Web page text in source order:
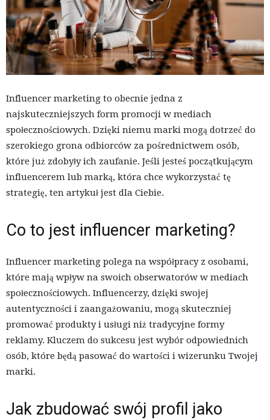
Influencer marketing to obecnie jedna z
najskuteczniejszych form promocji w mediach
społecznościowych. Dzięki niemu marki mogą dotrzeć do
szerokiego grona odbiorców za pośrednictwem osób,
które już zdobyły ich zaufanie. Jeśli jesteś początkującym
influencerem lub marką, która chce wykorzystać tę
strategię, ten artykuł jest dla Ciebie.
Co to jest influencer marketing?
Influencer marketing polega na współpracy z osobami,
które mają wpływ na swoich obserwatorów w mediach
społecznościowych. Influencerzy, dzięki swojej
autentyczności i zaangażowaniu, mogą skuteczniej
promować produkty i usługi niż tradycyjne formy
reklamy. Kluczem do sukcesu jest wybór odpowiednich
osób, które będą pasować do wartości i wizerunku Twojej
marki.
Jak zbudować swój profil jako